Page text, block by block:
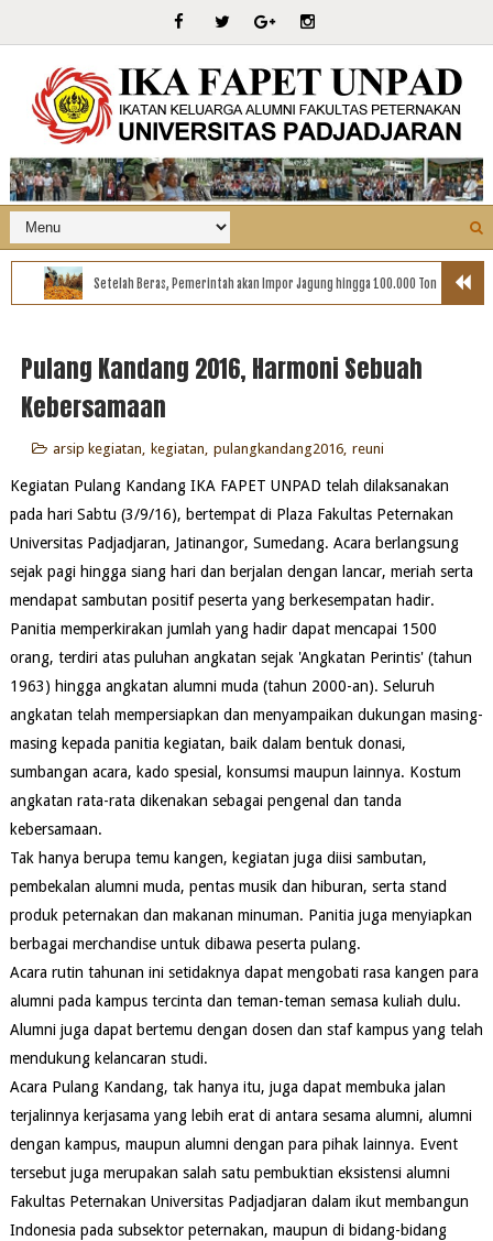
Setelah Beras, Pemerintah akan Impor Jagung hingga 100.000 Ton
Pulang Kandang 2016, Harmoni Sebuah
Kebersamaan
arsip kegiatan, kegiatan, pulangkandang2016, reuni
Kegiatan Pulang Kandang IKA FAPET UNPAD telah dilaksanakan
pada hari Sabtu (3/9/16), bertempat di Plaza Fakultas Peternakan
Universitas Padjadjaran, Jatinangor, Sumedang. Acara berlangsung
sejak pagi hingga siang hari dan berjalan dengan lancar, meriah serta
mendapat sambutan positif peserta yang berkesempatan hadir.
Panitia memperkirakan jumlah yang hadir dapat mencapai 1500
orang, terdiri atas puluhan angkatan sejak 'Angkatan Perintis' (tahun
1963) hingga angkatan alumni muda (tahun 2000-an). Seluruh
angkatan telah mempersiapkan dan menyampaikan dukungan masing-
masing kepada panitia kegiatan, baik dalam bentuk donasi,
sumbangan acara, kado spesial, konsumsi maupun lainnya. Kostum
angkatan rata-rata dikenakan sebagai pengenal dan tanda
kebersamaan.
Tak hanya berupa temu kangen, kegiatan juga diisi sambutan,
pembekalan alumni muda, pentas musik dan hiburan, serta stand
produk peternakan dan makanan minuman. Panitia juga menyiapkan
berbagai merchandise untuk dibawa peserta pulang.
Acara rutin tahunan ini setidaknya dapat mengobati rasa kangen para
alumni pada kampus tercinta dan teman-teman semasa kuliah dulu.
Alumni juga dapat bertemu dengan dosen dan staf kampus yang telah
mendukung kelancaran studi.
Acara Pulang Kandang, tak hanya itu, juga dapat membuka jalan
terjalinnya kerjasama yang lebih erat di antara sesama alumni, alumni
dengan kampus, maupun alumni dengan para pihak lainnya. Event
tersebut juga merupakan salah satu pembuktian eksistensi alumni
Fakultas Peternakan Universitas Padjadjaran dalam ikut membangun
Indonesia pada subsektor peternakan, maupun di bidang-bidang